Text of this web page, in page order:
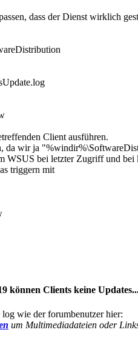
dass der Dienst wirklich
Client ausführen.
da wir ja
WSUS bei letzter Zugriff und bei
triggern mit
können Clients keine
wie der forumbenutzer hier:
um Multimediadateien oder